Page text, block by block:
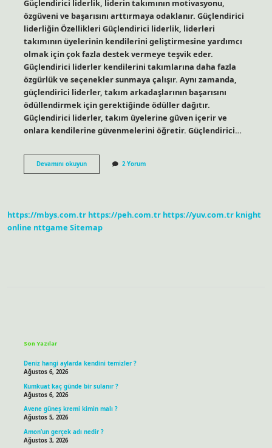
Güçlendirici liderlik, liderin takımının motivasyonu,
özgüveni ve başarısını arttırmaya odaklanır. Güçlendirici
liderliğin Özellikleri Güçlendirici liderlik, liderleri
takımının üyelerinin kendilerini geliştirmesine yardımcı
olmak için çok fazla destek vermeye teşvik eder.
Güçlendirici liderler kendilerini takımlarına daha fazla
özgürlük ve seçenekler sunmaya çalışır. Aynı zamanda,
güçlendirici liderler, takım arkadaşlarının başarısını
ödüllendirmek için gerektiğinde ödüller dağıtır.
Güçlendirici liderler, takım üyelerine güven içerir ve
onlara kendilerine güvenmelerini öğretir. Güçlendirici…
Devamını okuyunGüçlendirici
liderlik
2 Yorum
https://mbys.com.tr https://peh.com.tr https://yuv.com.tr knight
online nttgame Sitemap
Son Yazılar
Deniz hangi aylarda kendini temizler ?
Ağustos 6, 2026
Kumkuat kaç günde bir sulanır ?
Ağustos 6, 2026
Avene güneş kremi kimin malı ?
Ağustos 5, 2026
Amon’un gerçek adı nedir ?
Ağustos 3, 2026